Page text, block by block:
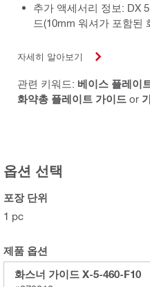
추가 액세서리 정보: DX
드(10mm 워셔가 포함된
자세히 알아보기
관련 키워드: 베이스 플레이
화약총 플레이트 가이드 or
옵션 선택
포장 단위
1 pc
제품 옵션
화스너 가이드 X-5-460-F10